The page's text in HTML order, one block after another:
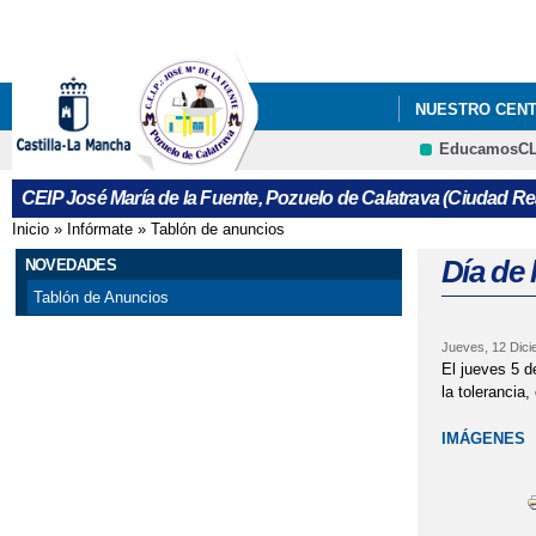
NUESTRO
CEIP José María de la Fuente, Pozuelo de Calatrava (Ciudad
Se encuentra usted aquí
Inicio » Infórmate » Tablón de anuncios
NOVEDADES
Tablón de Anuncios
Día de
Jueves, 12
El jueves 5
la
IMÁGENES